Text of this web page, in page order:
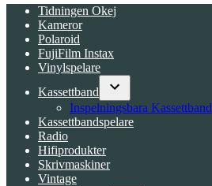
Tidningen Okej
Kameror
Polaroid
FujiFilm Instax
Vinylspelare
Kassettband
Open
dropdown
menu
Inspelningsbara Kassettband
Kassettbandspelare
Radio
Hifiprodukter
Skrivmaskiner
Vintage